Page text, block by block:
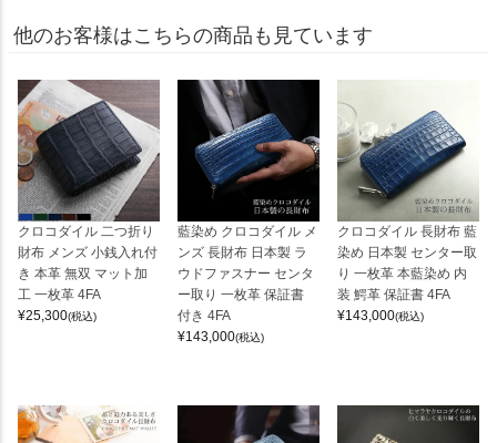
他のお客様はこちらの商品も見ています
クロコダイル 二つ折り
財布 メンズ 小銭入れ付
き 本革 無双 マット加
工 一枚革 4FA
¥25,300(税込)
藍染め クロコダイル メ
ンズ 長財布 日本製 ラ
ウドファスナー センタ
ー取り 一枚革 保証書
付き 4FA
¥143,000(税込)
クロコダイル 長財布 藍
染め 日本製 センター取
り 一枚革 本藍染め 内
装 鰐革 保証書 4FA
¥143,000(税込)